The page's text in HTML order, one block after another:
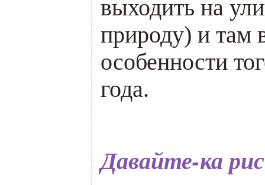
выходить на
природу) и там
особенности
года.
Давайте-ка